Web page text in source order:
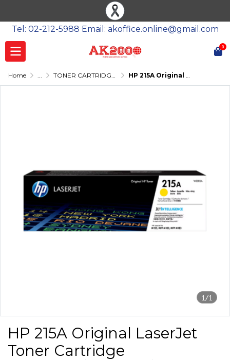
Tel: 02-212-5988 Email: akoffice.online@gmail.com
0
Home ... TONER CARTRIDGE-โทนเนอร์ HP 215A Original LaserJet Toner Cartridge
1/1
HP 215A Original LaserJet
Toner Cartridge